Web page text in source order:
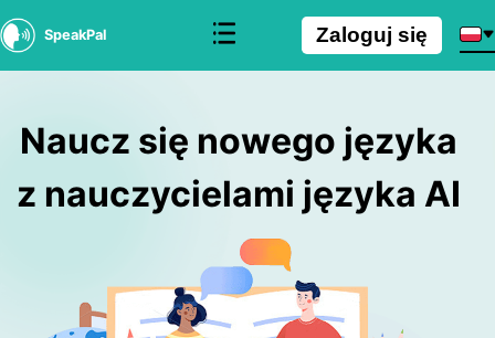
SpeakPal Zaloguj się
Naucz się nowego języka
z nauczycielami języka AI